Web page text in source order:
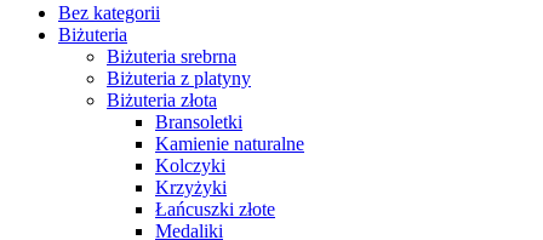
Bez kategorii
Biżuteria
Biżuteria srebrna
Biżuteria z platyny
Biżuteria złota
Bransoletki
Kamienie naturalne
Kolczyki
Krzyżyki
Łańcuszki złote
Medaliki